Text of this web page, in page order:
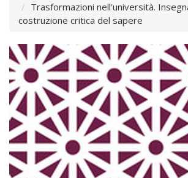
Trasformazioni nell'università.
costruzione critica del sapere